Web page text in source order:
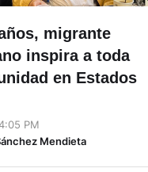
migrante
inspira a toda
en Estados
PM
Mendieta